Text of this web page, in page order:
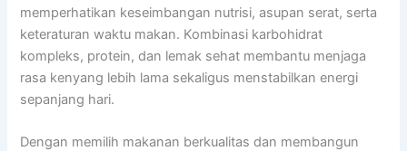
memperhatikan keseimbangan nutrisi, asupan serat, serta
keteraturan waktu makan. Kombinasi karbohidrat
kompleks, protein, dan lemak sehat membantu menjaga
rasa kenyang lebih lama sekaligus menstabilkan energi
sepanjang hari.
Dengan memilih makanan berkualitas dan membangun